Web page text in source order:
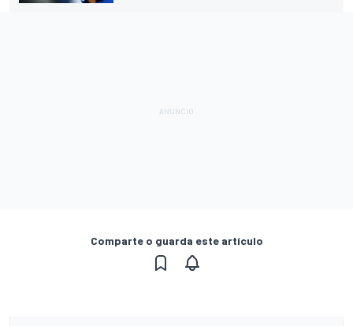
Comparte o guarda este artículo